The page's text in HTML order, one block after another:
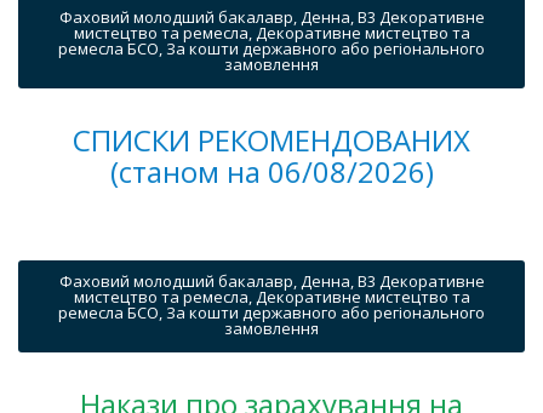
Фаховий молодший бакалавр, Денна, B3 Декоративне
мистецтво та ремесла, Декоративне мистецтво та
ремесла БСО, За кошти державного або регіонального
замовлення
СПИСКИ РЕКОМЕНДОВАНИХ
(станом на 06/08/2026)
Фаховий молодший бакалавр, Денна, B3 Декоративне
мистецтво та ремесла, Декоративне мистецтво та
ремесла БСО, За кошти державного або регіонального
замовлення
Накази про зарахування на